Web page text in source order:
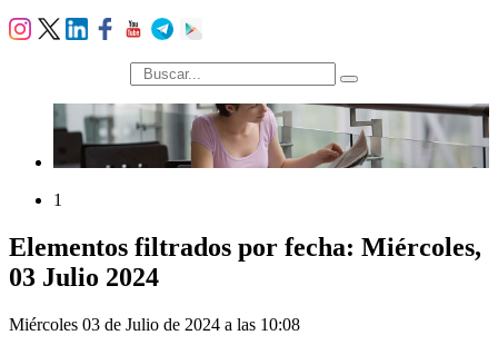
búsqueda
1
Elementos filtrados por fecha: Miércoles,
03 Julio 2024
Miércoles 03 de Julio de 2024 a las 10:08